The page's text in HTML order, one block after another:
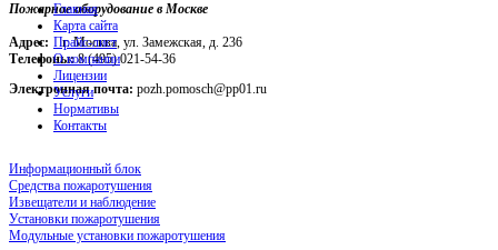
Пожарное оборудование в Москве
Адрес: г. Москва, ул. Замежская, д. 236
Телефоны:8 (495) 021-54-36
Электронная почта: pozh.pomosch@pp01.ru
Главная
Карта сайта
Прайс-лист
О компании
Лицензии
Услуги
Нормативы
Контакты
Информационный блок
Средства пожаротушения
Извещатели и наблюдение
Установки пожаротушения
Модульные установки пожаротушения